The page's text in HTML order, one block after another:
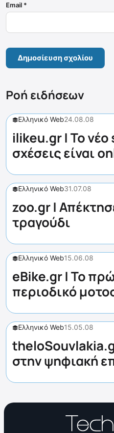
Email *
Ροή ειδήσεων
Ελληνικό Web24.08.08
ilikeu.gr | To νέο
σχέσεις είναι
Ελληνικό Web31.07.08
zoo.gr |
τραγούδι
Ελληνικό Web15.06.08
eBike.gr | Το
περιοδικό
Ελληνικό Web15.05.08
στην ψηφιακή